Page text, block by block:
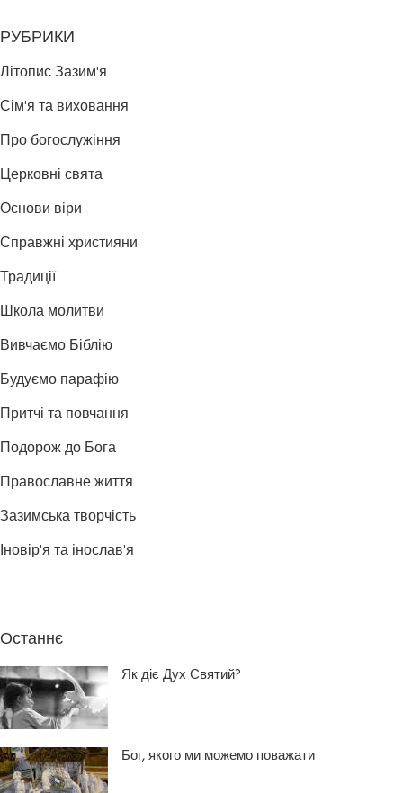
РУБРИКИ
Літопис Зазим'я
Сім'я та виховання
Про богослужіння
Церковні свята
Основи віри
Справжні християни
Традиції
Школа молитви
Вивчаємо Біблію
Будуємо парафію
Притчі та повчання
Подорож до Бога
Православне життя
Зазимська творчість
Іновір'я та інослав'я
Останнє
Як діє Дух Святий?
Бог, якого ми можемо поважати